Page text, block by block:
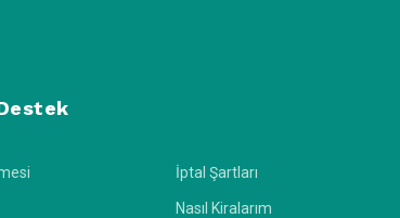
İptal Şartları
Nasıl Kiralarım